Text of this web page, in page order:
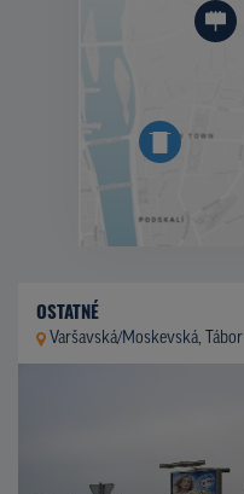
OSTATNÉ
Varšavská/Moskevská, Tábor